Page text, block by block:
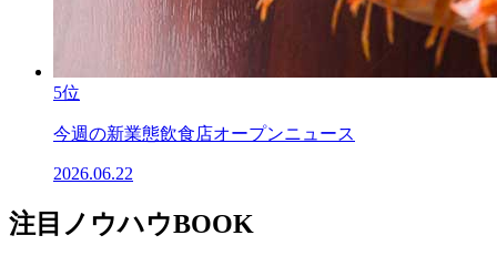
5位
今週の新業態飲食店オープンニュース
2026.06.22
注目ノウハウBOOK